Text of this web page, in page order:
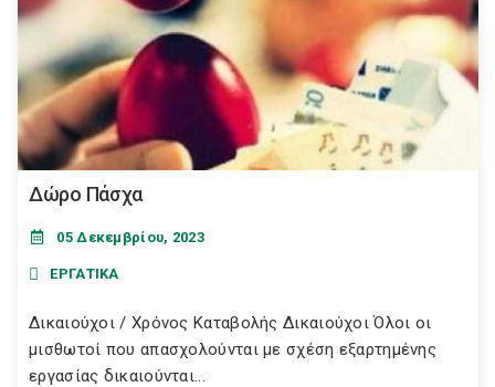
Δώρο Πάσχα
05 Δεκεμβρίου, 2023
ΕΡΓΑΤΙΚΑ
Δικαιούχοι / Χρόνος Καταβολής Δικαιούχοι Όλοι οι
μισθωτοί που απασχολούνται με σχέση εξαρτημένης
εργασίας δικαιούνται...